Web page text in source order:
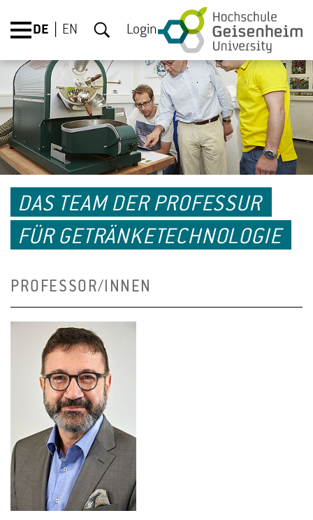
DE EN Login
DAS TEAM DER PROFESSUR
FÜR GETRÄNKETECHNOLOGIE
PROFESSOR/INNEN